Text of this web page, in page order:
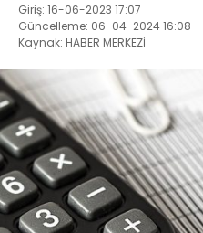
Giriş: 16-06-2023 17:07
Güncelleme: 06-04-2024 16:08
Kaynak: HABER MERKEZİ